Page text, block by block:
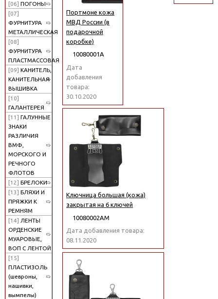
[06] ПОГОНЫ
[07]
ФУРНИТУРА
МЕТАЛЛИЧЕСКАЯ
[08]
ФУРНИТУРА
ПЛАСТМАССОВАЯ
[09] КАНИТЕЛЬ,
КАНИТЕЛЬНАЯ
ВЫШИВКА
[10]
ГАЛАНТЕРЕЯ
[11] ГАЛУННЫЕ
ЗНАКИ
РАЗЛИЧИЯ
ВМФ,
МОРСКОГО И
РЕЧНОГО
ФЛОТОВ
[12] БРЕЛОКИ
[13] БЛЯХИ И
ПРЯЖКИ К
РЕМНЯМ
[14] ЛЕНТЫ
ОРДЕНСКИЕ
МУАРОВЫЕ,
ВОП С ЛЕНТОЙ
[15]
ПЛАСТИЗОЛЬ
(шевроны,
нашивки,
вымпелы)
Портмоне кожа
МВД России (в
подарочной
коробке)
10080001А
Дата
добавления
товара:
30.10.2020
Ключница большая (кожа)
закрытая на 6 ключей
10080002АМ
Дата добавления товара:
08.11.2020